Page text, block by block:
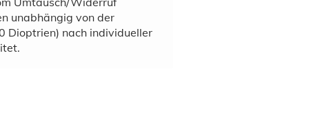
unabhängig von der
Dioptrien) nach individueller